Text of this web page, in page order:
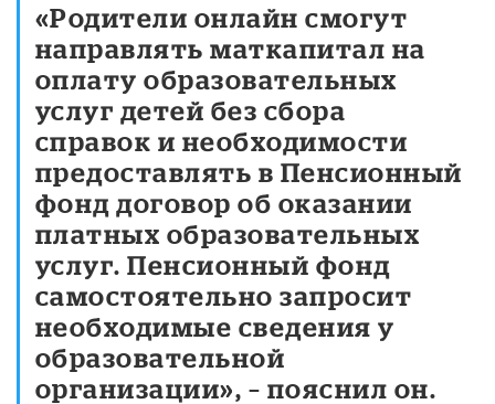
«Родители онлайн смогут
направлять маткапитал на
оплату образовательных
услуг детей без сбора
справок и необходимости
предоставлять в Пенсионный
фонд договор об оказании
платных образовательных
услуг. Пенсионный фонд
самостоятельно запросит
необходимые сведения у
образовательной
организации», – пояснил он.